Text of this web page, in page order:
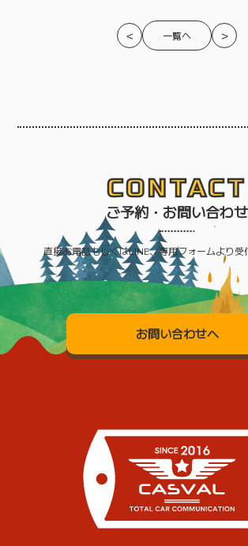
＜ 一覧へ ＞
CONTACT
ご予約・お問い合わせ
直接お電話もしくはLINE、専用フォームより受
お問い合わせへ